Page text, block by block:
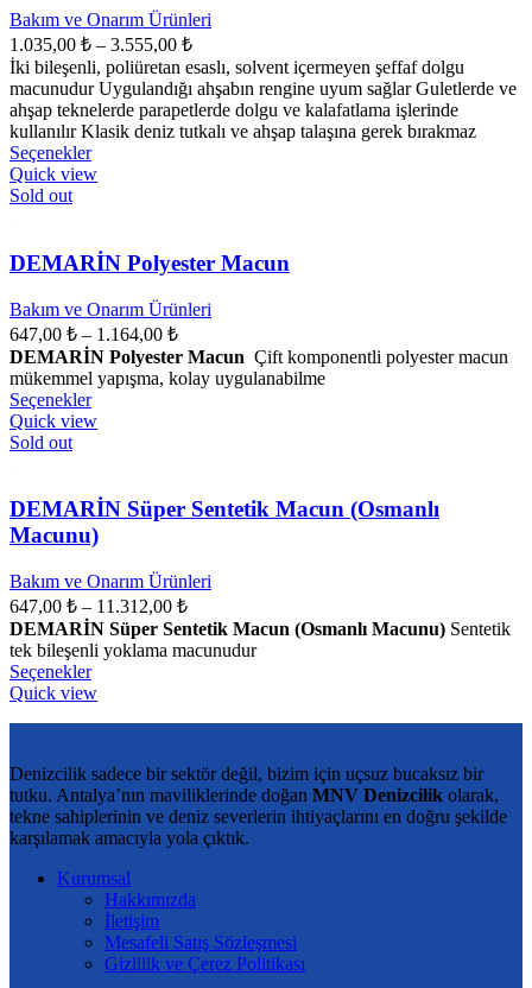
Seçenekler
ürün
sayfasından
seçilebilir
Bakım ve Onarım Ürünleri
1.035,00 ₺ – 3.555,00 ₺Fiyat
aralığı:
1.035,00 ₺
-
3.555,00 ₺
İki bileşenli, poliüretan esaslı, solvent içermeyen şeffaf dolgu
macunudur Uygulandığı ahşabın rengine uyum sağlar Guletlerde ve
ahşap teknelerde parapetlerde dolgu ve kalafatlama işlerinde
kullanılır Klasik deniz tutkalı ve ahşap talaşına gerek bırakmaz
SeçeneklerBu
ürünün
var.
Seçenekler
ürün
sayfasından
seçilebilir
Quick view
Sold out
DEMARİN Polyester Macun
Bakım ve Onarım Ürünleri
647,00 ₺ – 1.164,00 ₺Fiyat
aralığı:
647,00 ₺
DEMARİN Polyester Macun Çift komponentli polyester macun
mükemmel yapışma, kolay uygulanabilme
SeçeneklerBu
ürünün
var.
Seçenekler
ürün
sayfasından
seçilebilir
Quick view
Sold out
DEMARİN Süper Sentetik Macun (Osmanlı
Macunu)
Bakım ve Onarım Ürünleri
647,00 ₺ – 11.312,00 ₺Fiyat
aralığı:
647,00 ₺
DEMARİN Süper Sentetik Macun (Osmanlı Macunu) Sentetik
tek bileşenli yoklama macunudur
SeçeneklerBu
ürünün
var.
Seçenekler
ürün
sayfasından
Quick view
Denizcilik sadece bir sektör değil, bizim için uçsuz bucaksız bir
tutku. Antalya’nın maviliklerinde doğan MNV Denizcilik olarak,
tekne sahiplerinin ve deniz severlerin ihtiyaçlarını en doğru şekilde
karşılamak amacıyla yola çıktık.
Kurumsal
Hakkımızda
İletişim
Mesafeli Satış Sözleşmesi
Gizlilik ve Çerez Politikası